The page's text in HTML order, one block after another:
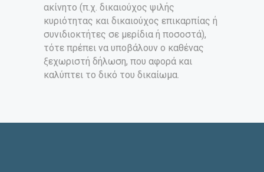
ακίνητο (π.χ. δικαιούχος ψιλής
κυριότητας και δικαιούχος επικαρπίας ή
συνιδιοκτήτες σε μερίδια ή ποσοστά),
τότε πρέπει να υποβάλουν ο καθένας
ξεχωριστή δήλωση, που αφορά και
καλύπτει το δικό του δικαίωμα.